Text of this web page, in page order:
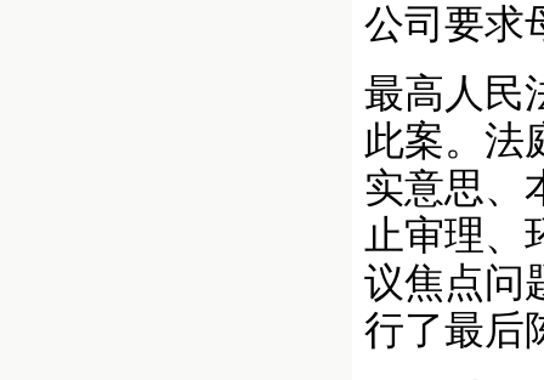
公司要求
最高人民
此案。法
实意思、
止审理、
议焦点问
行了最后